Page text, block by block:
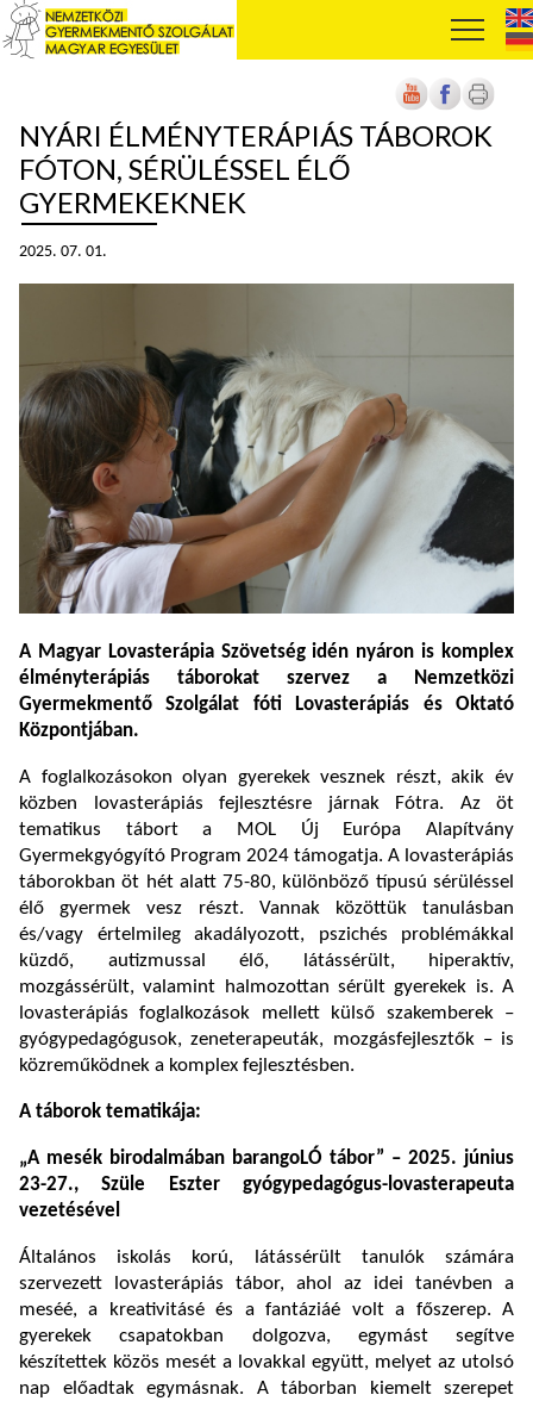
NYÁRI ÉLMÉNYTERÁPIÁS TÁBOROK
FÓTON, SÉRÜLÉSSEL ÉLŐ
GYERMEKEKNEK
2025. 07. 01.
A Magyar Lovasterápia Szövetség idén nyáron is komplex
élményterápiás táborokat szervez a Nemzetközi
Gyermekmentő Szolgálat fóti Lovasterápiás és Oktató
Központjában.
A foglalkozásokon olyan gyerekek vesznek részt, akik év
közben lovasterápiás fejlesztésre járnak Fótra. Az öt
tematikus tábort a MOL Új Európa Alapítvány
Gyermekgyógyító Program 2024 támogatja. A lovasterápiás
táborokban öt hét alatt 75-80, különböző típusú sérüléssel
élő gyermek vesz részt. Vannak közöttük tanulásban
és/vagy értelmileg akadályozott, pszichés problémákkal
küzdő, autizmussal élő, látássérült, hiperaktív,
mozgássérült, valamint halmozottan sérült gyerekek is. A
lovasterápiás foglalkozások mellett külső szakemberek –
gyógypedagógusok, zeneterapeuták, mozgásfejlesztők – is
közreműködnek a komplex fejlesztésben.
A táborok tematikája:
„A mesék birodalmában barangoLÓ tábor” – 2025. június
23-27., Szüle Eszter gyógypedagógus-lovasterapeuta
vezetésével
Általános iskolás korú, látássérült tanulók számára
szervezett lovasterápiás tábor, ahol az idei tanévben a
meséé, a kreativitásé és a fantáziáé volt a főszerep. A
gyerekek csapatokban dolgozva, egymást segítve
készítettek közös mesét a lovakkal együtt, melyet az utolsó
nap előadtak egymásnak. A táborban kiemelt szerepet